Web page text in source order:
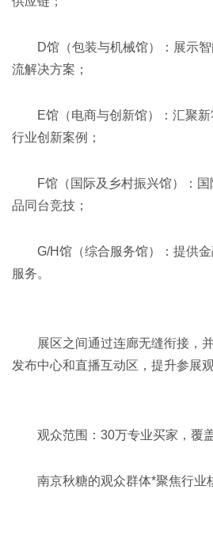
D馆（包装与机械馆）‌：展示
流解决方案；
E馆（电商与创新馆）‌：汇聚
行业创新案例；
F馆（国际及乡村振兴馆）‌：
品同台竞技；
G/H馆（综合服务馆）‌：提供
服务。
展区之间通过连廊无缝衔接，
发布中心和直播互动区，提升参展观
观众范围：30万专业买家，覆
南京秋糖的观众群体*聚焦行业